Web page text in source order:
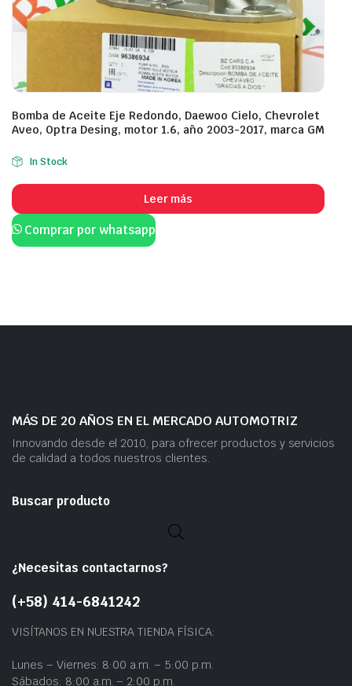
Bomba de Aceite Eje Redondo, Daewoo Cielo, Chevrolet
Aveo, Optra Desing, motor 1.6, año 2003-2017, marca GM
In Stock
Leer más
Comprar por whatsapp
MÁS DE 20 AÑOS EN EL MERCADO AUTOMOTRIZ
Innovando desde el 2010, para ofrecer productos y servicios
de calidad a todos nuestros clientes.
Buscar producto
¿Necesitas contactarnos?
(+58) 414-6841242
VISÍTANOS EN NUESTRA TIENDA FÍSICA:
Lunes – Viernes: 8:00 a.m. – 5:00 p.m.
Sábados: 8:00 a.m. – 2:00 p.m.